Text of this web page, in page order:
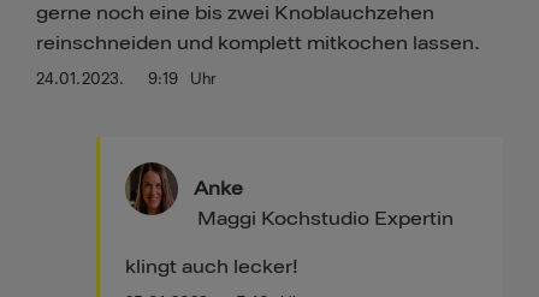
24.01.2023. 9:19 Uhr
gerne noch eine bis zwei Knoblauchzehen
reinschneiden und komplett mitkochen lassen.
Anke
Maggi Kochstudio Expertin
klingt auch lecker!